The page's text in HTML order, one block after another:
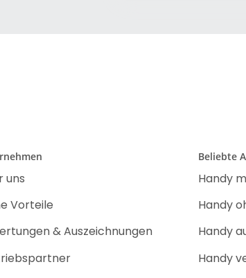
uns
Vorteile
& Auszeichnungen
Beliebte
Handy
Handy
Handy
Handy